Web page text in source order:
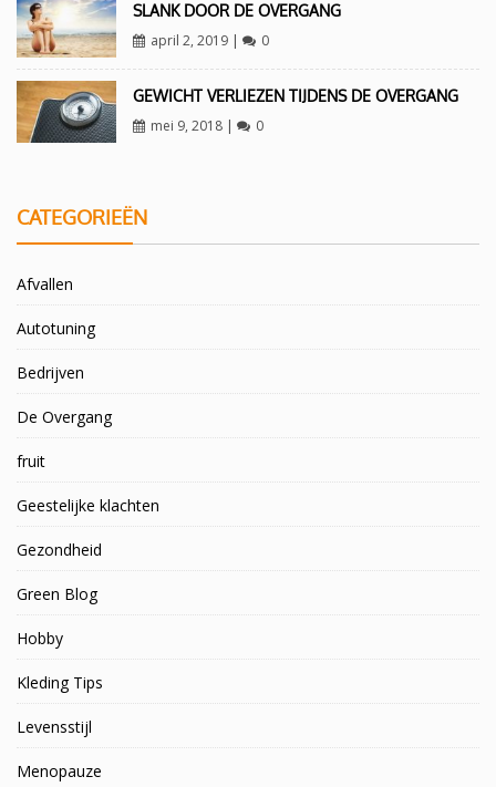
SLANK DOOR DE OVERGANG
april 2, 2019| 0
GEWICHT VERLIEZEN TIJDENS DE OVERGANG
mei 9, 2018| 0
CATEGORIEËN
Afvallen
Autotuning
Bedrijven
De Overgang
fruit
Geestelijke klachten
Gezondheid
Green Blog
Hobby
Kleding Tips
Levensstijl
Menopauze